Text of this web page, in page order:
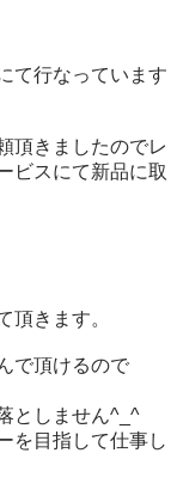
て行なっています
頂きましたのでレ
ビスにて新品に取
頂きます。
で頂けるので
としません^_^
を目指して仕事し